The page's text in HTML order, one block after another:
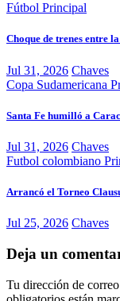
Fútbol Principal
Choque de trenes entre
Jul 31, 2026 Chaves
Copa Sudamericana
Santa Fe humilló a
Jul 31, 2026 Chaves
Futbol colombiano
Arrancó el Torneo
Jul 25, 2026 Chaves
Deja un
Tu dirección de